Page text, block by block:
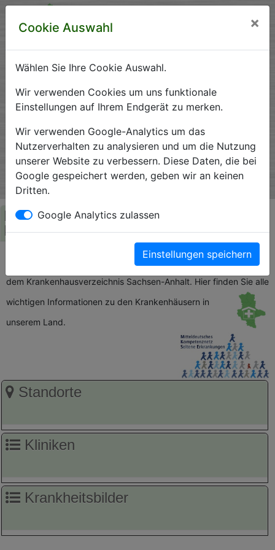
Krankenhausverzeichnis
Sachsen-Anhalt
Ein Service der Krankenhausgesellschaft Sachsen-Anhalt
e.V.
Herzlich Willkommen auf den Seiten der
Krankenhäuser Sachsen-Anhalts
Die Krankenhausgesellschaft Sachsen-Anhalt begrüßt Sie auf
dem Krankenhausverzeichnis Sachsen-Anhalt. Hier finden Sie alle
wichtigen Informationen zu den Krankenhäusern in
unserem Land.
Standorte
Kliniken
Krankheitsbilder
Cookie Auswahl ×
Wählen Sie Ihre Cookie Auswahl.
Wir verwenden Cookies um uns funktionale
Einstellungen auf Ihrem Endgerät zu merken.
Wir verwenden Google-Analytics um das
Nutzerverhalten zu analysieren und um die Nutzung
unserer Website zu verbessern. Diese Daten, die bei
Google gespeichert werden, geben wir an keinen
Dritten.
Google Analytics zulassen
Einstellungen speichern